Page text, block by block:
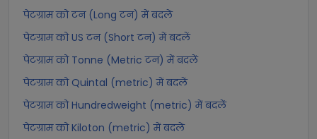
पेटग्राम को टन (Long टन) में बदलें
पेटग्राम को US टन (Short टन) में बदलें
पेटग्राम को Tonne (Metric टन) में बदलें
पेटग्राम को Quintal (metric) में बदलें
पेटग्राम को Hundredweight (metric) में बदलें
पेटग्राम को Kiloton (metric) में बदलें